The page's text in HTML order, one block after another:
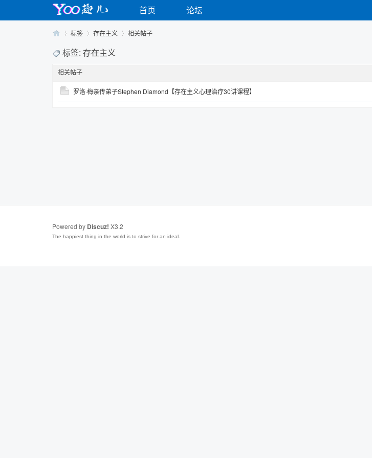
首页 论坛
Yo›
标签 存在主义 相关帖子
标签: 存在主义
相关帖子
罗洛·梅亲传弟子Stephen Diamond【存在主义心理治疗30讲课程】
Powered by Discuz! X3.2
The happiest thing in the world is to strive for an ideal.